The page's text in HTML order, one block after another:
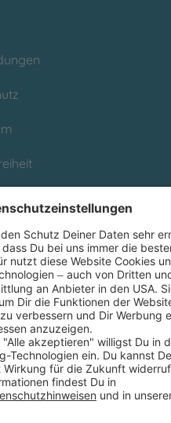
(Affiliate)
auf
ab 9,00 €
1-3 Werktage innerhalb